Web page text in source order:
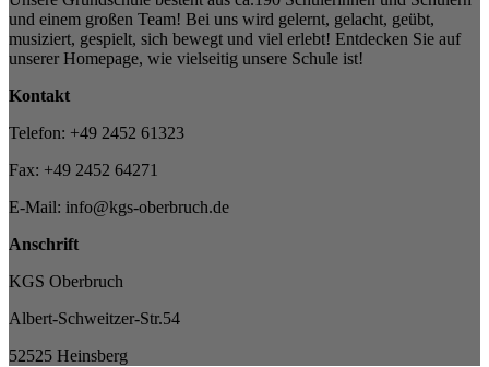
und einem großen Team! Bei uns wird gelernt, gelacht, geübt,
musiziert, gespielt, sich bewegt und viel erlebt! Entdecken Sie auf
unserer Homepage, wie vielseitig unsere Schule ist!
Kontakt
Telefon: +49 2452 61323
Fax: +49 2452 64271
E-Mail: info@kgs-oberbruch.de
Anschrift
KGS Oberbruch
Albert-Schweitzer-Str.54
52525 Heinsberg